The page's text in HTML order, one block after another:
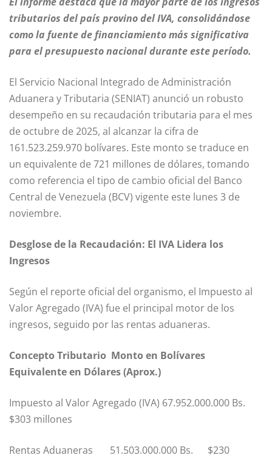
tributarios del país provino del IVA, consolidándose
como la fuente de financiamiento más significativa
para el presupuesto nacional durante este período.
El Servicio Nacional Integrado de Administración
Aduanera y Tributaria (SENIAT) anunció un robusto
desempeño en su recaudación tributaria para el mes
de octubre de 2025, al alcanzar la cifra de
161.523.259.970 bolívares. Este monto se traduce en
un equivalente de 721 millones de dólares, tomando
como referencia el tipo de cambio oficial del Banco
Central de Venezuela (BCV) vigente este lunes 3 de
noviembre.
Desglose de la Recaudación: El IVA Lidera los
Ingresos
Según el reporte oficial del organismo, el Impuesto al
Valor Agregado (IVA) fue el principal motor de los
ingresos, seguido por las rentas aduaneras.
Concepto Tributario Monto en Bolívares
Equivalente en Dólares (Aprox.)
Impuesto al Valor Agregado (IVA) 67.952.000.000 Bs.
$303 millones
Rentas Aduaneras 51.503.000.000 Bs. $230